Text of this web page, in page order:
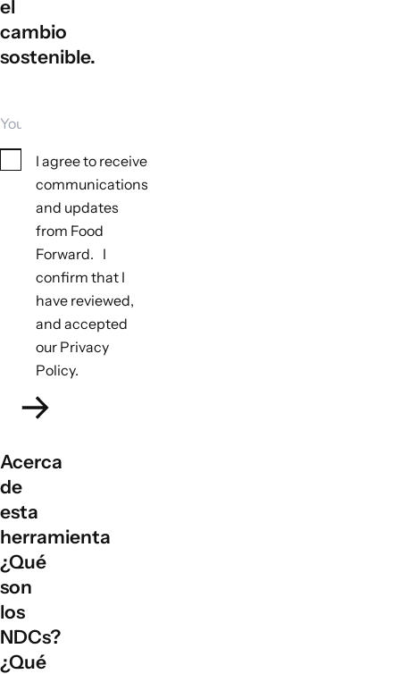
el
cambio
sostenible.
ConsentI agree to receive
communications
and updates
from Food
Forward. I
confirm that I
have reviewed,
and accepted
our Privacy
Policy.
Acerca
de
esta
herramienta
¿Qué
son
los
NDCs?
¿Qué